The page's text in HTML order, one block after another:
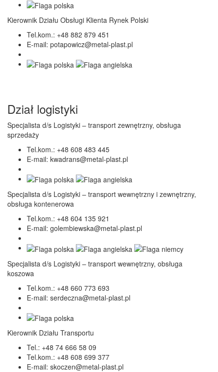
Kierownik Działu Obsługi Klienta Rynek Polski
Tel.kom.: +48 882 879 451
E-mail: potapowicz@metal-plast.pl
Dział logistyki
Specjalista d/s Logistyki – transport zewnętrzny, obsługa
sprzedaży
Tel.kom.: +48 608 483 445
E-mail: kwadrans@metal-plast.pl
Specjalista d/s Logistyki – transport wewnętrzny i zewnętrzny,
obsługa kontenerowa
Tel.kom.: +48 604 135 921
E-mail: golembiewska@metal-plast.pl
Specjalista d/s Logistyki – transport wewnętrzny, obsługa
koszowa
Tel.kom.: +48 660 773 693
E-mail: serdeczna@metal-plast.pl
Kierownik Działu Transportu
Tel.: +48 74 666 58 09
Tel.kom.: +48 608 699 377
E-mail: skoczen@metal-plast.pl